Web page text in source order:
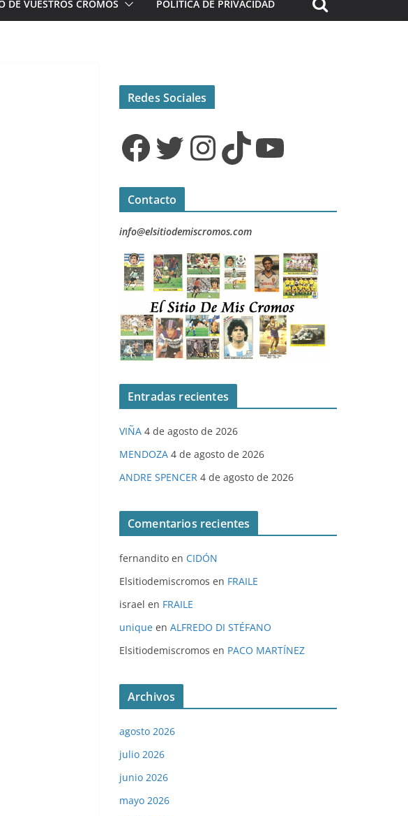
DE VUESTROS CROMOS POLÍTICA DE PRIVACIDAD
Redes Sociales
Facebook Twitter InstagramTikTok YouTube
Contacto
info@elsitiodemiscromos.com
Entradas recientes
VIÑA 4 de agosto de 2026
MENDOZA 4 de agosto de 2026
ANDRE SPENCER 4 de agosto de 2026
Comentarios recientes
fernandito en CIDÓN
Elsitiodemiscromos en FRAILE
israel en FRAILE
unique en ALFREDO DI STÉFANO
Elsitiodemiscromos en PACO MARTÍNEZ
Archivos
agosto 2026
julio 2026
junio 2026
mayo 2026